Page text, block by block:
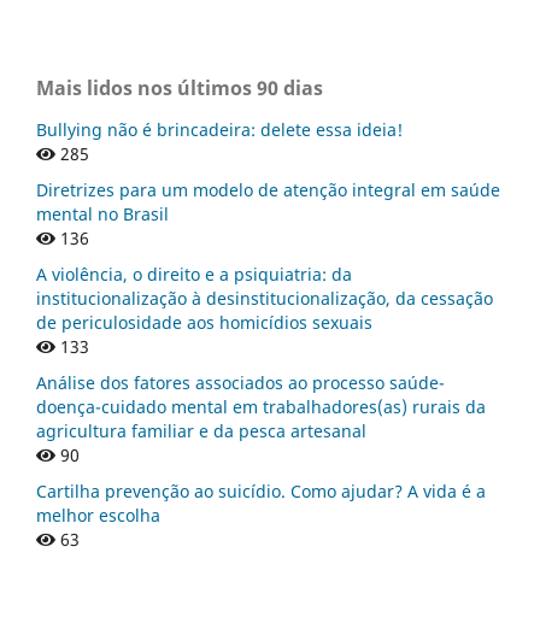
Mais lidos nos últimos 90 dias
Bullying não é brincadeira: delete essa ideia!
285
Diretrizes para um modelo de atenção integral em saúde
mental no Brasil
136
A violência, o direito e a psiquiatria: da
institucionalização à desinstitucionalização, da cessação
de periculosidade aos homicídios sexuais
133
Análise dos fatores associados ao processo saúde-
doença-cuidado mental em trabalhadores(as) rurais da
agricultura familiar e da pesca artesanal
90
Cartilha prevenção ao suicídio. Como ajudar? A vida é a
melhor escolha
63